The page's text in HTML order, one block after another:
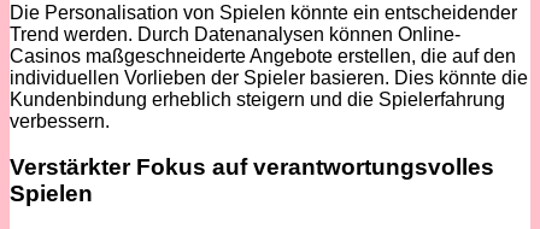
Die Personalisation von Spielen könnte ein entscheidender
Trend werden. Durch Datenanalysen können Online-
Casinos maßgeschneiderte Angebote erstellen, die auf den
individuellen Vorlieben der Spieler basieren. Dies könnte die
Kundenbindung erheblich steigern und die Spielerfahrung
verbessern.
Verstärkter Fokus auf verantwortungsvolles
Spielen